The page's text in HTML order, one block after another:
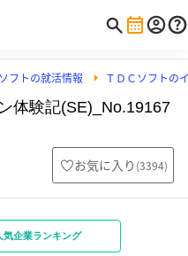
フトの就活情報 ＴＤＣソフトの
体験記(SE)_No.19167
お気に入り (3394)
気企業ランキング